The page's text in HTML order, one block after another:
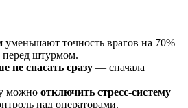
уменьшают точность врагов на 70%
штурмом.
не спасать сразу — сначала
можно отключить стресс-систему
над операторами.